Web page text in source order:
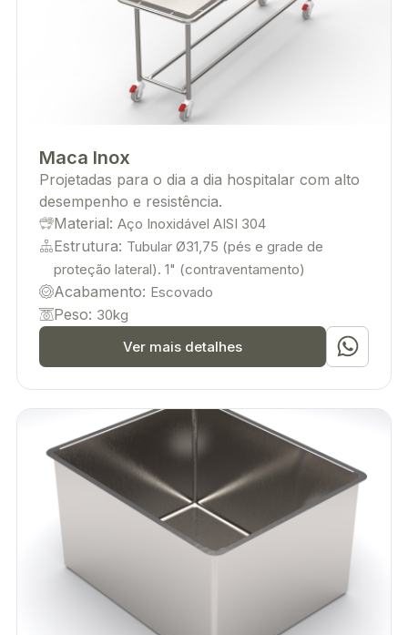
Maca Inox
Projetadas para o dia a dia hospitalar com alto
desempenho e resistência.
Material: Aço Inoxidável AISI 304
Estrutura: Tubular Ø31,75 (pés e grade de
proteção lateral). 1" (contraventamento)
Acabamento: Escovado
Peso: 30kg
Ver mais detalhes